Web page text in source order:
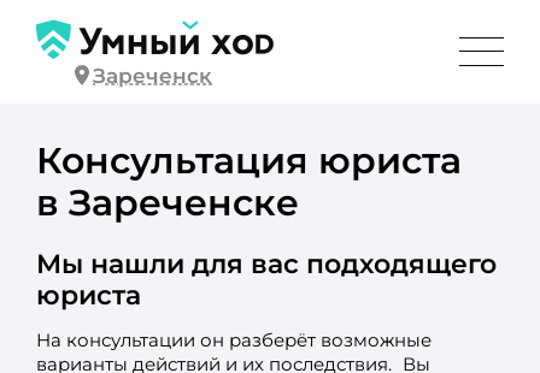
Зареченск
Консультация юриста
в Зареченске
Мы нашли для вас подходящего
юриста
На консультации он разберёт возможные
варианты действий и их последствия. Вы